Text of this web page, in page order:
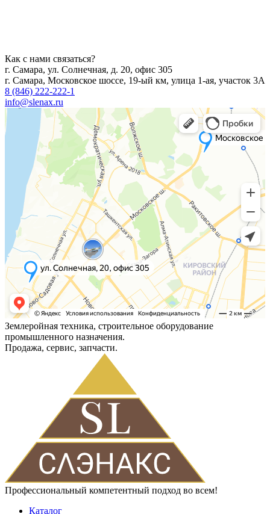
Как с нами связаться?
г. Самара, ул. Солнечная, д. 20, офис 305
г. Самара, Московское шоссе, 19-ый км, улица 1-ая, участок 3А
8 (846) 222-222-1
info@slenax.ru
Землеройная техника, строительное оборудование
промышленного назначения.
Продажа, сервис, запчасти.
Профессиональный компетентный подход во всем!
Каталог